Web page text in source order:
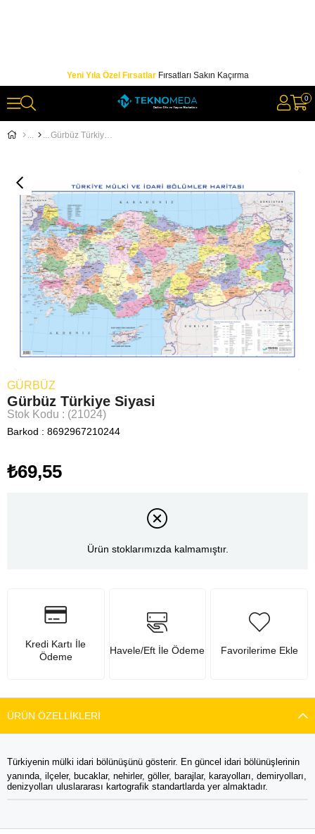
Yeni Yıla Özel FırsatlarFırsatları Sakın Kaçırma
0
Gürbüz Türkiye Siyasi
GÜRBÜZ
Gürbüz Türkiye Siyasi
Stok Kodu (21024)
Barkod : 8692967210244
₺69,55
Ürün stoklarımızda kalmamıştır.
Kredi Kartı İle
Ödeme
Havele/Eft İle Ödeme Favorilerime Ekle
ÜRÜN ÖZELLIKLERI
Türkiyenin mülki idari bölünüşünü gösterir. En güncel idari bölünüşlerinin
yanında, ilçeler, bucaklar, nehirler, göller, barajlar, karayolları, demiryolları,
denizyolları uluslararası kartografik standartlarda yer almaktadır.